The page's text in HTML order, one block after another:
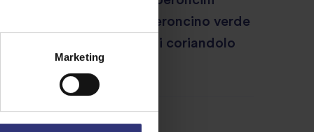
Marketing
succo di limone e il peperoncino verde
Infine, cospargi di coriandolo